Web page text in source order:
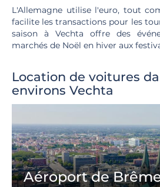
L'Allemagne utilise l'euro, tout
facilite les transactions pour les
saison à Vechta offre des
marchés de Noël en hiver aux
Location de voitures
environs Vechta
Aéroport de